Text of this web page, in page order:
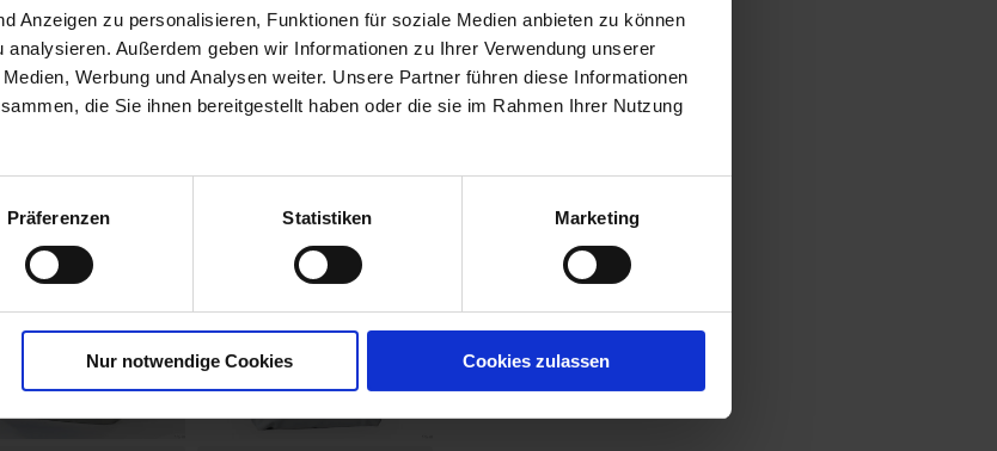
Anzeigen zu personalisieren, Funktionen für soziale Medien anbieten zu können
Außerdem geben wir Informationen zu Ihrer Verwendung unserer
Werbung und Analysen weiter. Unsere Partner führen diese Informationen
die Sie ihnen bereitgestellt haben oder die sie im Rahmen Ihrer Nutzung
Präferenzen Statistiken Marketing
Nur notwendige Cookies Cookies zulassen